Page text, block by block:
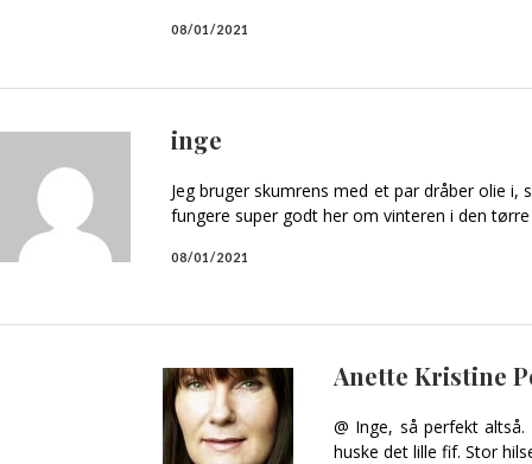
08/01/2021
inge
Jeg bruger skumrens med et par dråber olie
fungere super godt her om vinteren i den
08/01/2021
Anette Kristine
@ Inge, så perfekt
huske det lille fif. Stor